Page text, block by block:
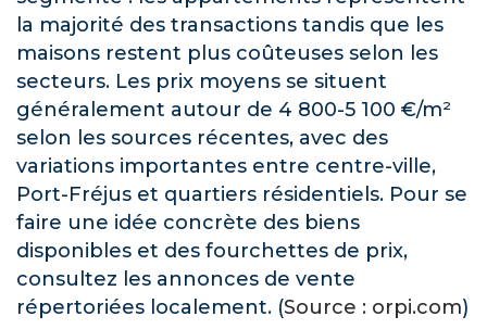
la majorité des transactions tandis que les
maisons restent plus coûteuses selon les
secteurs. Les prix moyens se situent
généralement autour de 4 800-5 100 €/m²
selon les sources récentes, avec des
variations importantes entre centre-ville,
Port-Fréjus et quartiers résidentiels. Pour se
faire une idée concrète des biens
disponibles et des fourchettes de prix,
consultez les annonces de vente
répertoriées localement. (Source : orpi.com)